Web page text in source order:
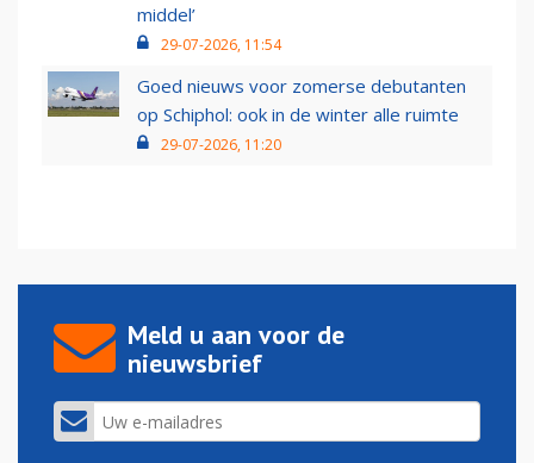
middel’
29-07-2026, 11:54
Goed nieuws voor zomerse debutanten
op Schiphol: ook in de winter alle ruimte
29-07-2026, 11:20
Meld u aan voor de
nieuwsbrief